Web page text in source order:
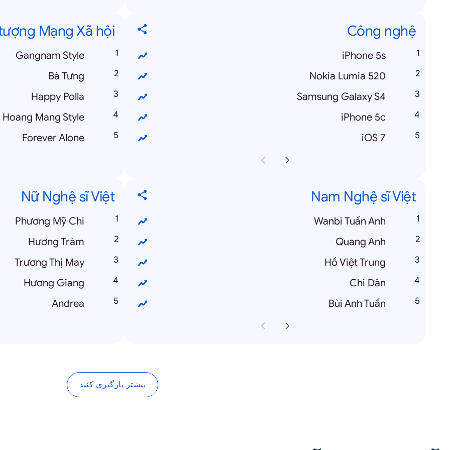
Công nghệ
iPhone 5s
Nokia Lumia 520
Samsung Galaxy S4
iPhone 5c
iOS 7
Mạng Xã hội
Gangnam Style
Bà Tưng
Happy Polla
Hoang Mang Style
Forever Alone
Nam Nghệ sĩ Việt
Wanbi Tuấn Anh
Quang Anh
Hồ Việt Trung
Chi Dân
Bùi Anh Tuấn
Nữ Nghệ sĩ Việt
Phương Mỹ Chi
Hương Tràm
Trương Thị May
Hương Giang
Andrea
بیشتر بارگیری کنید